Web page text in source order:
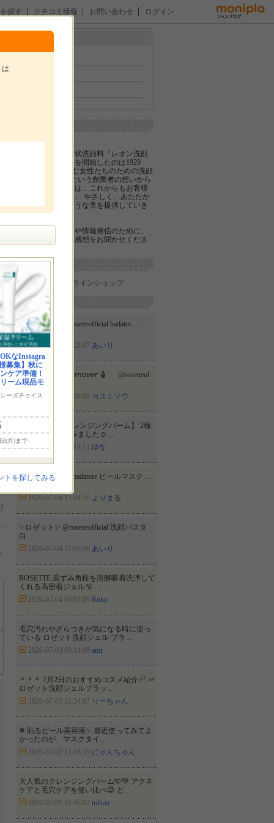
探す クチコミ情報 お問い合わせ ログイン
なInstagra
募集】秋に
ケア準備！
ーム現品モ
ーズチョイス
(月)まで
トを探してみる
ロゼット株式会社
日本初のクリーム状洗顔料「レオン洗顔
クリーム」の販売を開始したのは1929
年。 “ニキビに悩む女性たちのための洗顔
料をつくりたい”という創業者の想いから
でした。ロゼットは、これからもお客様
に寄り添いながら、 やさしく、あたたか
い、つつみこむような美を提供していき
ます。
より良い商品開発や情報発信のために、
皆様のご意見、ご感想をお聞かせくださ
ロゼットオンラインショップ
新着投稿
✨️ロゼット✨️ @rosetteofficial hadator…
2026-07-16 17:28:07 あいり
✎𓂃 𝘮𝘢𝘬𝘦𝘶𝘱 𝘳𝘦𝘮𝘰𝘷𝘦𝘳 🧴 @rosetteof
f…
2026-07-16 08:06:08 カスミソウ
♡ 【夢みる クレンジングバーム】 2種
を使い比べしてみました☺️…
2026-07-08 18:14:11 ゆな
@rosetteofficial ✨hadatore ピールマスク…
2026-07-04 11:44:10 よりまる
✨️ロゼット✨️ @rosetteofficial 洗顔パスタ
白…
2026-07-04 11:06:56 あいり
ROSETTE 黒ずみ角栓を溶解吸着洗浄して
くれる高密着ジェル🫧 …
2026-07-04 08:01:09 Ruka
毛穴汚れやざらつきが気になる時に使っ
ている ロゼット洗顔ジェル ブラ…
2026-07-03 08:14:09 ami
＊＊＊ 7月2日のおすすめコスメ紹介𓍯 ☞
ロゼット洗顔ジェルブラッ…
2026-07-02 12:54:07 りーちゃん
❄︎ 貼るピール美容液✨ 最近使ってみてよ
かったのが、マスクタイ…
2026-07-02 11:18:35 にゃんちゃん
大人気のクレンジングバーム🩵💚 アクネ
ケアと毛穴ケアを使い比べ😊 ど…
2026-07-01 16:46:07 mikan